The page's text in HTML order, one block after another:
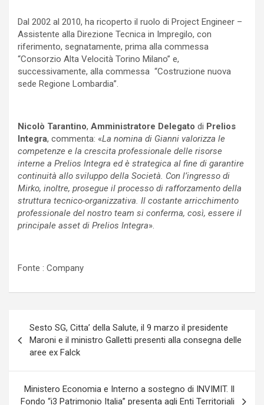
Dal 2002 al 2010, ha ricoperto il ruolo di Project Engineer –
Assistente alla Direzione Tecnica in Impregilo, con
riferimento, segnatamente, prima alla commessa
“Consorzio Alta Velocità Torino Milano” e,
successivamente, alla commessa “Costruzione nuova
sede Regione Lombardia”.
Nicolò Tarantino, Amministratore Delegato di Prelios
Integra, commenta: «La nomina di Gianni valorizza le
competenze e la crescita professionale delle risorse
interne a Prelios Integra ed è strategica al fine di garantire
continuità allo sviluppo della Società. Con l’ingresso di
Mirko, inoltre, prosegue il processo di rafforzamento della
struttura tecnico-organizzativa. Il costante arricchimento
professionale del nostro team si conferma, così, essere il
principale asset di Prelios Integra».
Fonte : Company
articoli
Sesto SG, Citta’ della Salute, il 9 marzo il presidente
Maroni e il ministro Galletti presenti alla consegna delle
aree ex Falck
Ministero Economia e Interno a sostegno di INVIMIT. Il
Fondo “i3 Patrimonio Italia” presenta agli Enti Territoriali